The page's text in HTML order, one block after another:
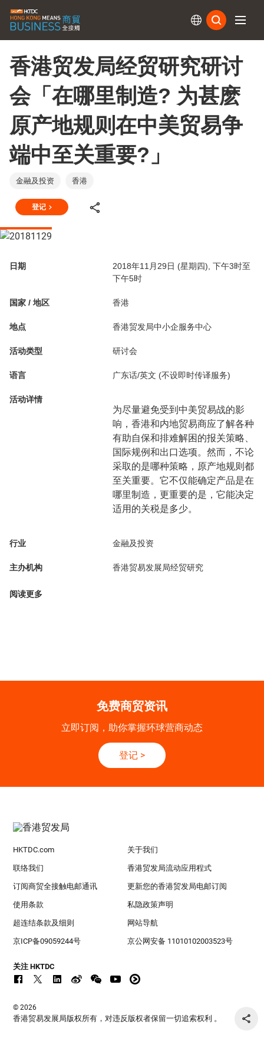
香港贸发局经贸研究研讨
会「在哪里制造? 为甚麽
原产地规则在中美贸易争
端中至关重要?」
金融及投资 香港
登记
日期
2018年11月29日 (星期四), 下午3时至
下午5时
国家 / 地区 香港
地点 香港贸发局中小企服务中心
活动类型 研讨会
语言 广东话/英文 (不设即时传译服务)
活动详情
为尽量避免受到中美贸易战的影
响，香港和内地贸易商应了解各种
有助自保和排难解困的报关策略、
国际规例和出口选项。然而，不论
采取的是哪种策略，原产地规则都
至关重要。它不仅能确定产品是在
哪里制造，更重要的是，它能决定
适用的关税是多少。
行业 金融及投资
主办机构 香港贸易发展局经贸研究
阅读更多
免费商贸资讯
立即订阅，助你掌握环球营商动态
登记 >
HKTDC.com 关于我们
联络我们 香港贸发局流动应用程式
订阅商贸全接触电邮通讯 更新您的香港贸发局电邮订阅
使用条款 私隐政策声明
超连结条款及细则 网站导航
京ICP备09059244号 京公网安备 11010102003523号
关注 HKTDC
© 2026
香港贸易发展局版权所有，对违反版权者保留一切追索权利 。